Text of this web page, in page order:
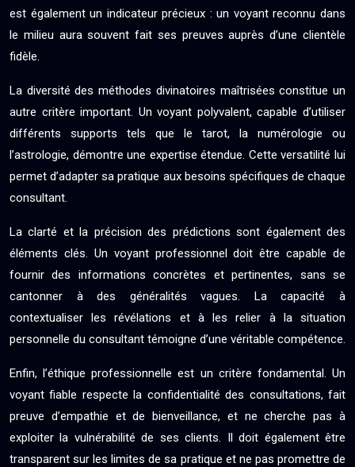
est également un indicateur précieux : un voyant reconnu dans
le milieu aura souvent fait ses preuves auprès d’une clientèle
fidèle.
La diversité des méthodes divinatoires maîtrisées constitue un
autre critère important. Un voyant polyvalent, capable d’utiliser
différents supports tels que le tarot, la numérologie ou
l’astrologie, démontre une expertise étendue. Cette versatilité lui
permet d’adapter sa pratique aux besoins spécifiques de chaque
consultant.
La clarté et la précision des prédictions sont également des
éléments clés. Un voyant professionnel doit être capable de
fournir des informations concrètes et pertinentes, sans se
cantonner à des généralités vagues. La capacité à
contextualiser les révélations et à les relier à la situation
personnelle du consultant témoigne d’une véritable compétence.
Enfin, l’éthique professionnelle est un critère fondamental. Un
voyant fiable respecte la confidentialité des consultations, fait
preuve d’empathie et de bienveillance, et ne cherche pas à
exploiter la vulnérabilité de ses clients. Il doit également être
transparent sur les limites de sa pratique et ne pas promettre de